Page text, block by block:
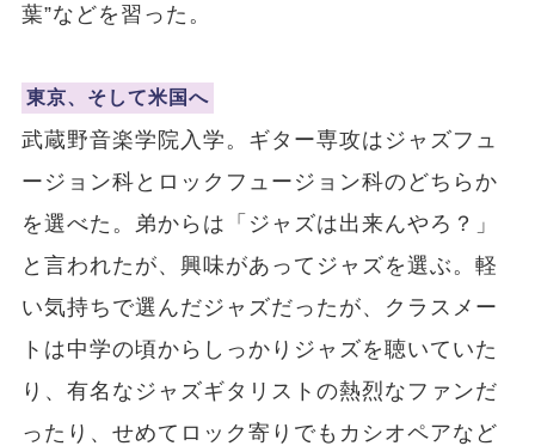
葉”などを習った。
東京、そして米国へ
武蔵野音楽学院入学。ギター専攻はジャズフュ
ージョン科とロックフュージョン科のどちらか
を選べた。弟からは「ジャズは出来んやろ？」
と言われたが、興味があってジャズを選ぶ。軽
い気持ちで選んだジャズだったが、クラスメー
トは中学の頃からしっかりジャズを聴いていた
り、有名なジャズギタリストの熱烈なファンだ
ったり、せめてロック寄りでもカシオペアなど